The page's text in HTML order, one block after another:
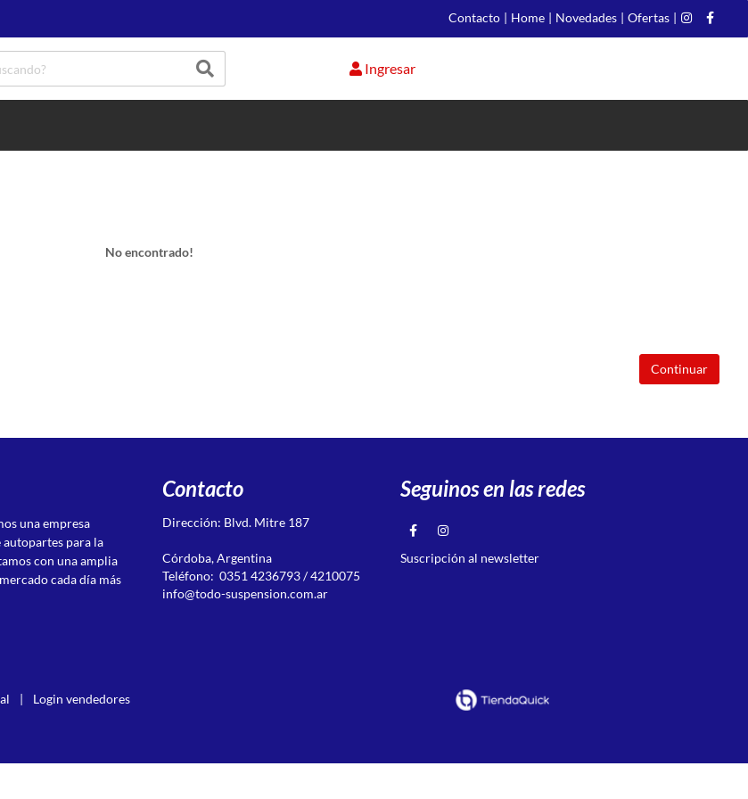
Contacto | Home | Novedades | Ofertas |
Ingresar
No encontrado!
Continuar
una empresa
autopartes para la
con una amplia
cada día más
Contacto
Dirección: Blvd. Mitre 187
Córdoba, Argentina
Teléfono: 0351 4236793 / 4210075
info@todo-suspension.com.ar
Seguinos en las redes
Suscripción al newsletter
| Login vendedores